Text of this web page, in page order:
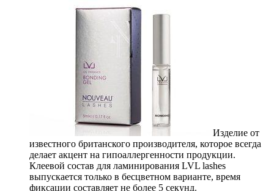
Изделие от
известного британского производителя, которое всегда
делает акцент на гипоаллергенности продукции.
Клеевой состав для ламинирования LVL lashes
выпускается только в бесцветном варианте, время
фиксации составляет не более 5 секунд.